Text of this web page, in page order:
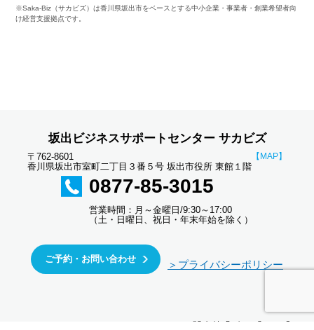
※Saka-Biz（サカビズ）は香川県坂出市をベースとする中小企業・事業者・創業希望者向
け経営支援拠点です。
坂出ビジネスサポートセンター サカビズ
〒762-8601
香川県坂出市室町二丁目３番５号 坂出市役所 東館１階
【MAP】
0877-85-3015
営業時間：月～金曜日/9:30～17:00
（土・日曜日、祝日・年末年始を除く）
ご予約・お問い合わせ ＞プライバシーポリシー
©Sakaide Business Support Center